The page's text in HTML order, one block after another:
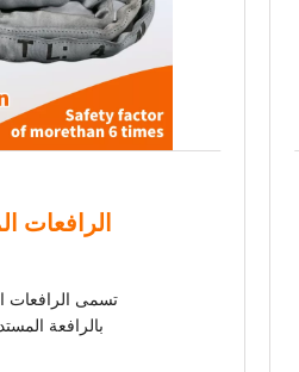
الرافعات
تسمى الرافعات
بالرافعة